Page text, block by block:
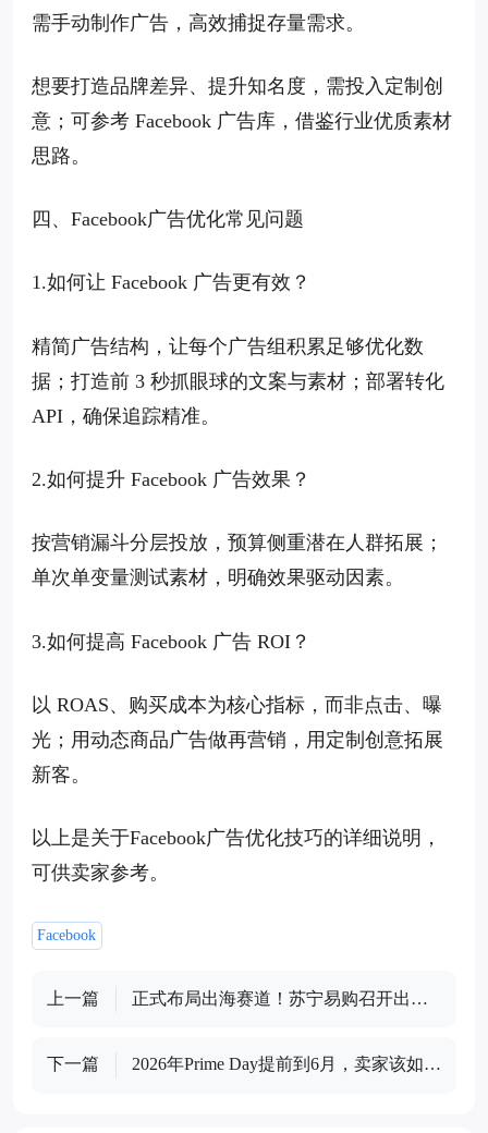
需手动制作广告，高效捕捉存量需求。
想要打造品牌差异、提升知名度，需投入定制创
意；可参考 Facebook 广告库，借鉴行业优质素材
思路。
四、Facebook广告优化常见问题
1.如何让 Facebook 广告更有效？
精简广告结构，让每个广告组积累足够优化数
据；打造前 3 秒抓眼球的文案与素材；部署转化
API，确保追踪精准。
2.如何提升 Facebook 广告效果？
按营销漏斗分层投放，预算侧重潜在人群拓展；
单次单变量测试素材，明确效果驱动因素。
3.如何提高 Facebook 广告 ROI？
以 ROAS、购买成本为核心指标，而非点击、曝
光；用动态商品广告做再营销，用定制创意拓展
新客。
以上是关于Facebook广告优化技巧的详细说明，
可供卖家参考。
Facebook
上一篇
正式布局出海赛道！苏宁易购召开出海
下一篇
2026年Prime Day提前到6月，卖家该如何